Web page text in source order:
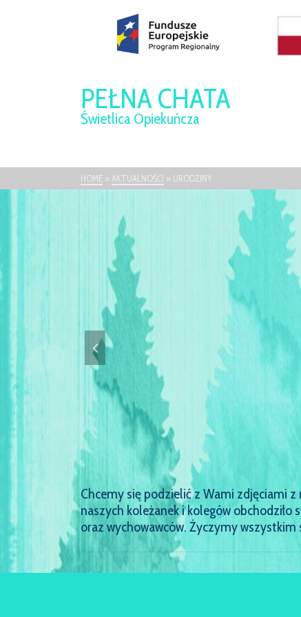
PEŁNA CHATA
Świetlica Opiekuńcza
HOME » AKTUALNOŚCI » URODZINY
Chcemy się podzielić z Wami zdjęciami
naszych koleżanek i kolegów
oraz wychowawców. Życzymy